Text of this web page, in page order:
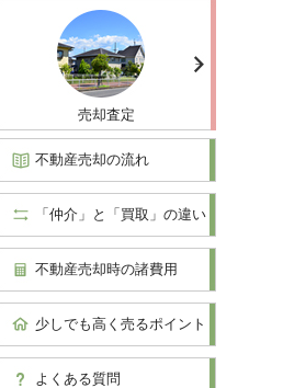
売却査定
不動産売却の流れ
「仲介」と「買取」の違い
不動産売却時の諸費用
少しでも高く売るポイント
よくある質問